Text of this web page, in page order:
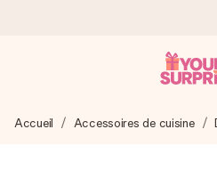
Nous préparons votre cadeau
Accueil Accessoires de cuisine